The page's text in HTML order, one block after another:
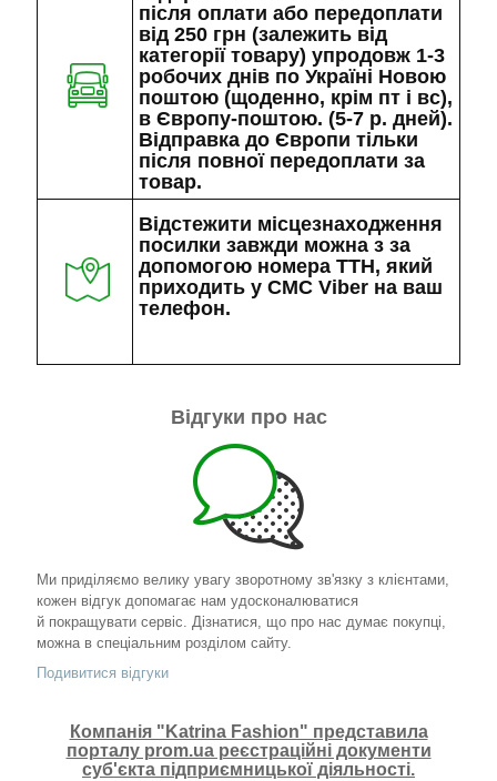
після оплати або передоплати
від 250 грн (залежить від
категорії товару) упродовж 1-3
робочих днів по Україні Новою
поштою (щоденно, крім пт і вс),
в Європу-поштою. (5-7 р. дней).
Відправка до Європи тільки
після повної передоплати за
товар.
Відстежити місцезнаходження
посилки завжди можна з за
допомогою номера ТТН, який
приходить у СМС Viber на ваш
телефон.
Відгуки про нас
Ми приділяємо велику увагу зворотному зв'язку з клієнтами,
кожен відгук допомагає нам удосконалюватися
й покращувати сервіс. Дізнатися, що про нас думає покупці,
можна в спеціальним розділом сайту.
Подивитися відгуки
Компанія "Katrina Fashion" представила
порталу prom.ua реєстраційні документи
суб'єкта підприємницької діяльності.